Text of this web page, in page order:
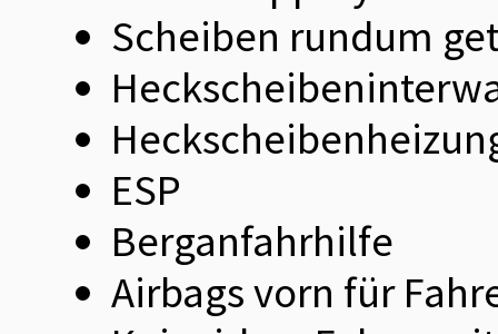
Scheiben rundum
ESP
Berganfahrhilfe
Airbags vorn für